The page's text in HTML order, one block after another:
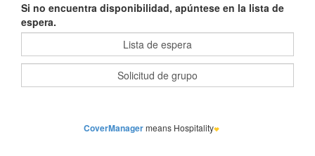
Si no encuentra disponibilidad, apúntese en la lista de
espera.
CoverManagermeans Hospitality